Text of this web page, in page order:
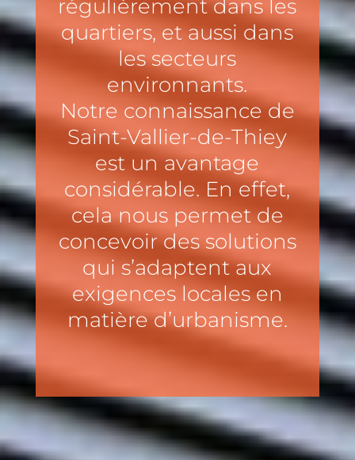
régulièrement dans les
quartiers, et aussi dans
les secteurs
environnants.
Notre connaissance de
Saint-Vallier-de-Thiey
est un avantage
considérable. En effet,
cela nous permet de
concevoir des solutions
qui s’adaptent aux
exigences locales en
matière d’urbanisme.